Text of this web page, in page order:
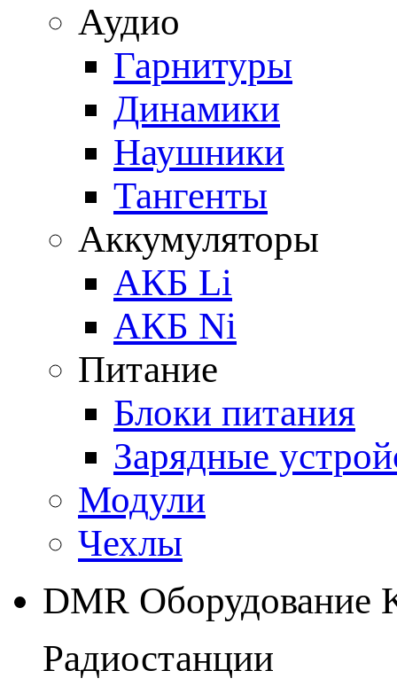
Аудио
Гарнитуры
Динамики
Наушники
Тангенты
Аккумуляторы
АКБ Li
АКБ Ni
Питание
Блоки питания
Зарядные
Модули
Чехлы
DMR Оборудование
Радиостанции